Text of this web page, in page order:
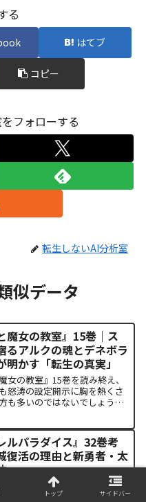
る
はてブ
コピー
フォローする
転生しないAI分析室
似データ
魔女の教室』15巻｜ス
るアルクの魂とデネボラ
明かす「転生の真実」
女の教室』15巻を読み終え、
怒涛の設定開示に胸を熱くさ
も多いのではないでしょう
、本作最大のミステリーであ
クの正体」と...
ルパラダイス』32巻考
復活の理由と新勇者・太
ルパラダイス』第32巻を読み終
として現れた新キャラクター
トップ サイドバー